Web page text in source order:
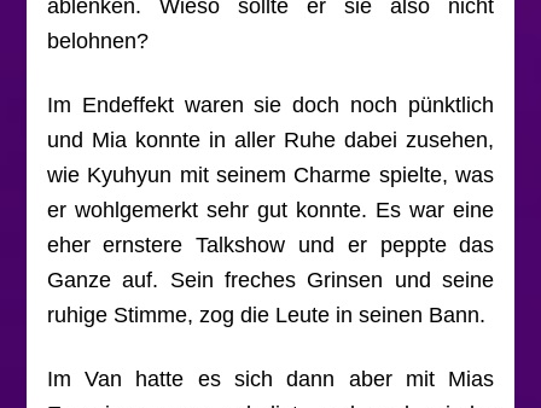
ablenken. Wieso sollte er sie also nicht
belohnen?
Im Endeffekt waren sie doch noch pünktlich
und Mia konnte in aller Ruhe dabei zusehen,
wie Kyuhyun mit seinem Charme spielte, was
er wohlgemerkt sehr gut konnte. Es war eine
eher ernstere Talkshow und er peppte das
Ganze auf. Sein freches Grinsen und seine
ruhige Stimme, zog die Leute in seinen Bann.
Im Van hatte es sich dann aber mit Mias